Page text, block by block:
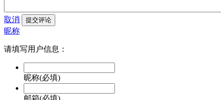
取消 提交评论
昵称
请填写用户信息：
昵称(必填)
邮箱(必填)